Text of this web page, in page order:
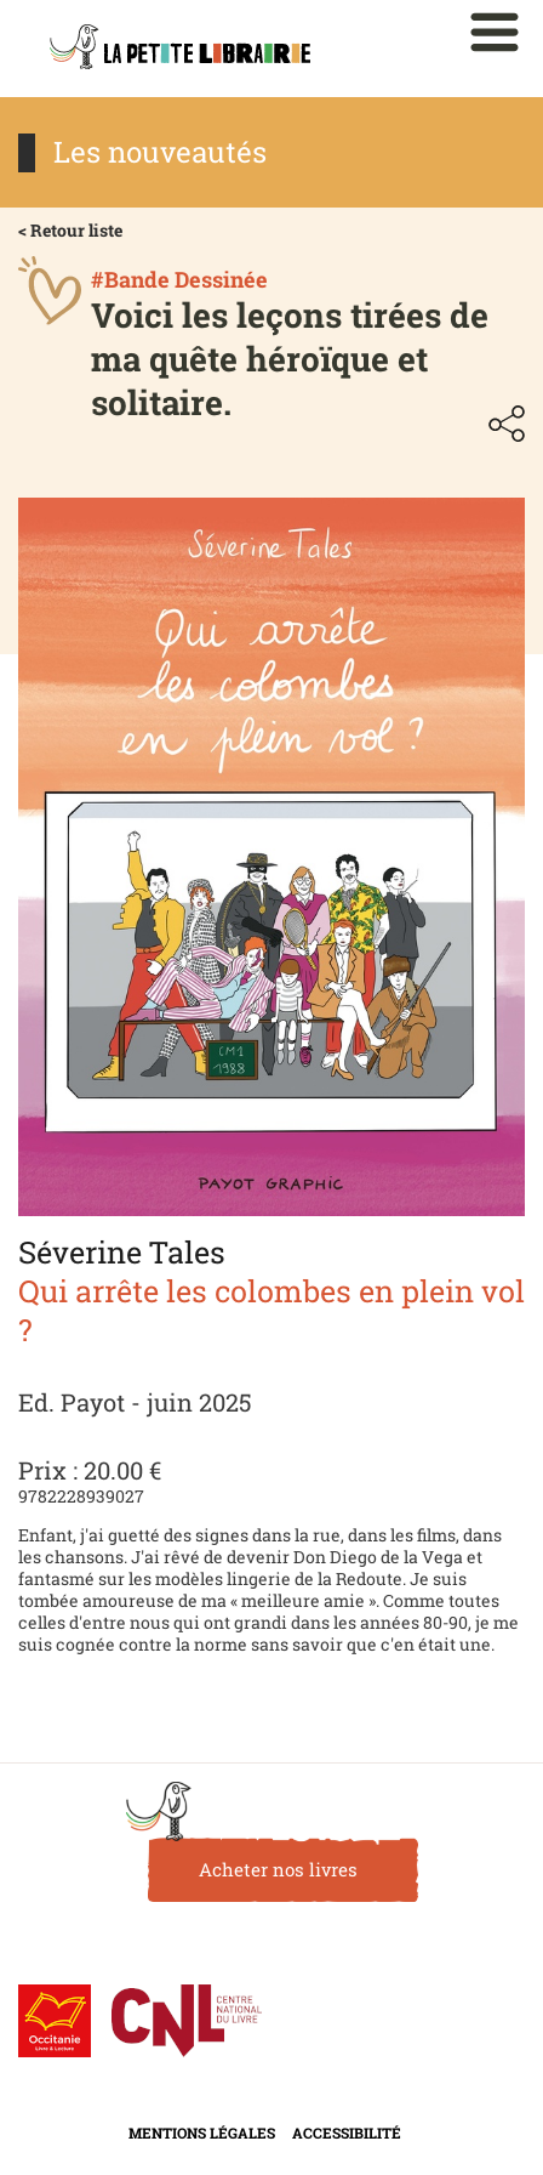
Les nouveautés
< Retour liste
#Bande Dessinée
Voici les leçons tirées de
ma quête héroïque et
solitaire.
Séverine Tales
Qui arrête les colombes en plein vol
?
Ed. Payot - juin 2025
Prix : 20.00 €
9782228939027
Enfant, j'ai guetté des signes dans la rue, dans les films, dans
les chansons. J'ai rêvé de devenir Don Diego de la Vega et
fantasmé sur les modèles lingerie de la Redoute. Je suis
tombée amoureuse de ma « meilleure amie ». Comme toutes
celles d'entre nous qui ont grandi dans les années 80-90, je me
suis cognée contre la norme sans savoir que c'en était une.
Acheter nos livres
MENTIONS LÉGALES ACCESSIBILITÉ